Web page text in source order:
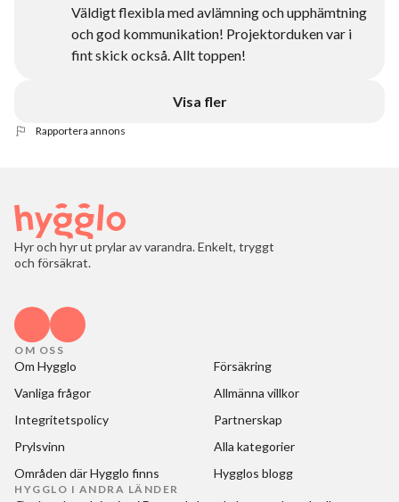
Väldigt flexibla med avlämning och upphämtning
och god kommunikation! Projektorduken var i
fint skick också. Allt toppen!
Visa fler
Rapportera annons
Hyr och hyr ut prylar av varandra. Enkelt, tryggt
och försäkrat.
OM OSS
Om Hygglo
Försäkring
Vanliga frågor
Allmänna villkor
Integritetspolicy
Partnerskap
Prylsvinn
Alla kategorier
Områden där Hygglo finns
Hygglos blogg
HYGGLO I ANDRA LÄNDER